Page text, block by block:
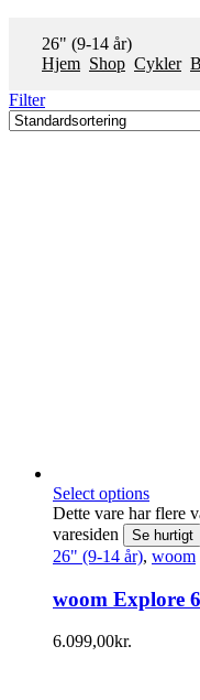
26" (9-14 år)
Hjem Shop Cykler
Filter
Select options
Dette vare har flere
varesiden
Se hurtigt
26" (9-14 år), woom
woom Explore 6
6.099,00kr.